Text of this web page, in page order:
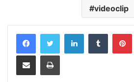
videoclip
LinkedInTumblr
Distribuie prin mail Tipărește